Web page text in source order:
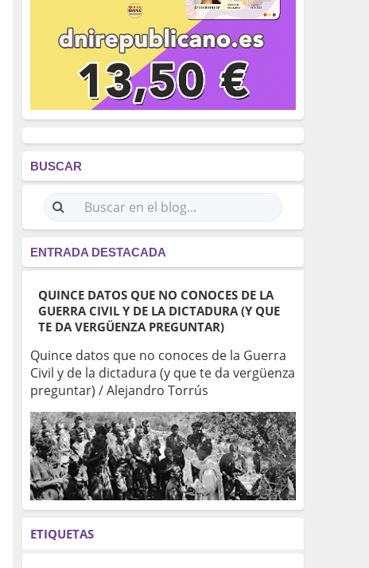
BUSCAR
ENTRADA DESTACADA
QUINCE DATOS QUE NO CONOCES DE LA
GUERRA CIVIL Y DE LA DICTADURA (Y QUE
TE DA VERGÜENZA PREGUNTAR)
Quince datos que no conoces de la Guerra
Civil y de la dictadura (y que te da vergüenza
preguntar) / Alejandro Torrús
ETIQUETAS